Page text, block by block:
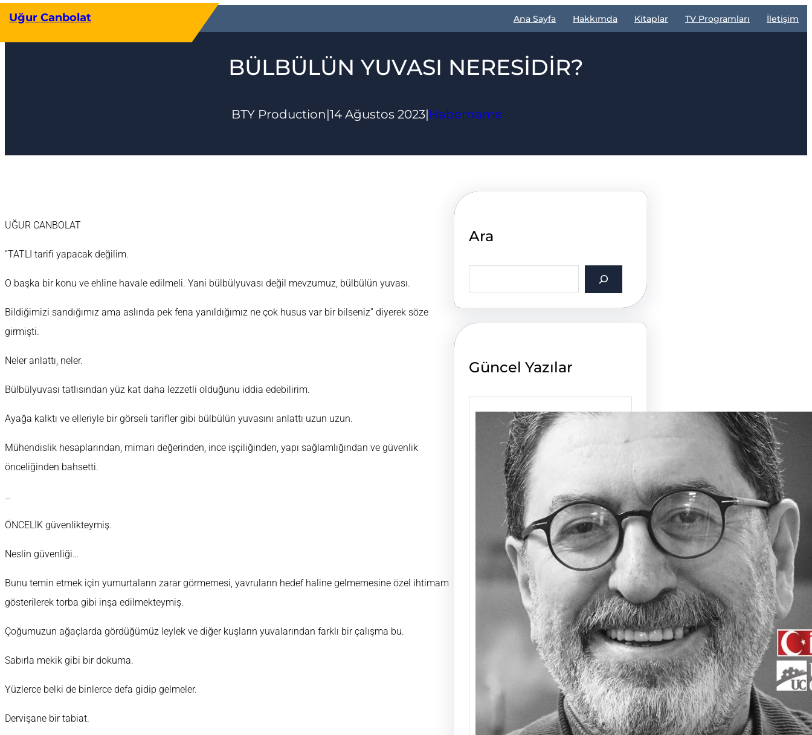
geç
Uğur Canbolat Ana Sayfa Hakkımda Kitaplar TV Programları İletişim
BÜLBÜLÜN YUVASI NERESİDİR?
BTY Production|14 Ağustos 2023|Habername
UĞUR CANBOLAT
“TATLI tarifi yapacak değilim.
O başka bir konu ve ehline havale edilmeli. Yani bülbülyuvası değil mevzumuz, bülbülün yuvası.
Bildiğimizi sandığımız ama aslında pek fena yanıldığımız ne çok husus var bir bilseniz” diyerek söze
girmişti.
Neler anlattı, neler.
Bülbülyuvası tatlısından yüz kat daha lezzetli olduğunu iddia edebilirim.
Ayağa kalktı ve elleriyle bir görseli tarifler gibi bülbülün yuvasını anlattı uzun uzun.
Mühendislik hesaplarından, mimari değerinden, ince işçiliğinden, yapı sağlamlığından ve güvenlik
önceliğinden bahsetti.
…
ÖNCELİK güvenlikteymiş.
Neslin güvenliği…
Bunu temin etmek için yumurtaların zarar görmemesi, yavruların hedef haline gelmemesine özel ihtimam
gösterilerek torba gibi inşa edilmekteymiş.
Çoğumuzun ağaçlarda gördüğümüz leylek ve diğer kuşların yuvalarından farklı bir çalışma bu.
Sabırla mekik gibi bir dokuma.
Yüzlerce belki de binlerce defa gidip gelmeler.
Dervişane bir tabiat.
Ara
a
h
Güncel Yazılar
Saadete Geçiş
Mutlulukladır
UĞUR CANBOLAT
FUKARALIK boyumuzu
aşıyordu. Günlük
nafakasını çıkarmak
için hasat…